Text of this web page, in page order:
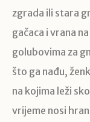
zgrada ili stara
gačaca i vrana
golubovima za
što ga nađu,
na kojima leži
vrijeme nosi